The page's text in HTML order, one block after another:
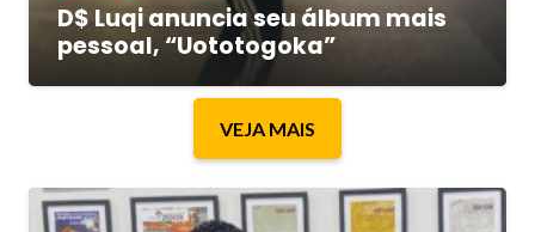
D$ Luqi anuncia seu álbum mais
pessoal, “Uototogoka”
VEJA MAIS